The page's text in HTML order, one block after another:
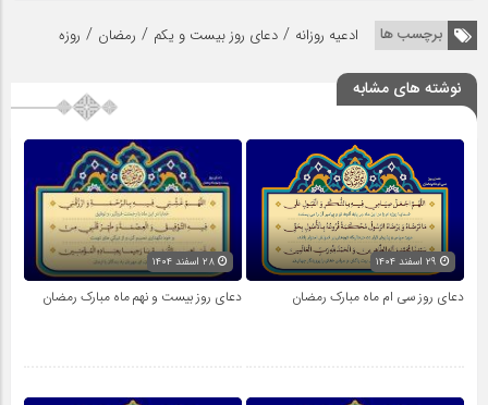
برچسب ها ادعیه روزانه / دعای روز بیست و یکم / رمضان / روزه
نوشته های مشابه
دعای روز سی ام ماه مبارک رمضان دعای روز بیست و نهم ماه مبارک رمضان